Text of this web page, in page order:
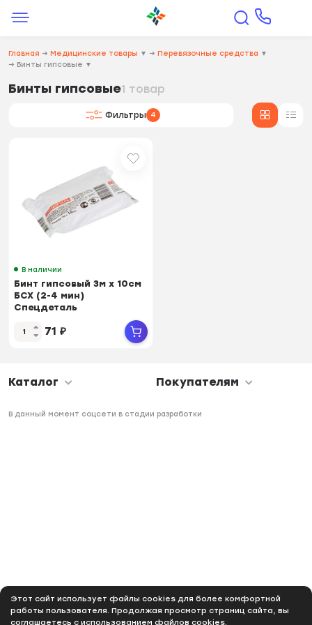
Этот сайт использует файлы cookies для более комфортной
работы пользователя. Продолжая просмотр страниц сайта, вы
соглашаетесь с использованием файлов cookies.
Главная → Медицинские товары ▼ → Перевязочные средства ▼
→ Бинты гипсовые ▼
Бинты гипсовые1 товар
Фильтры 4
В наличии
Бинт гипсовый 3м х 10см
БСХ (2-4 мин)
Спецдеталь
71 ₽
Каталог Покупателям
В данный момент соцсети в стадии разработки